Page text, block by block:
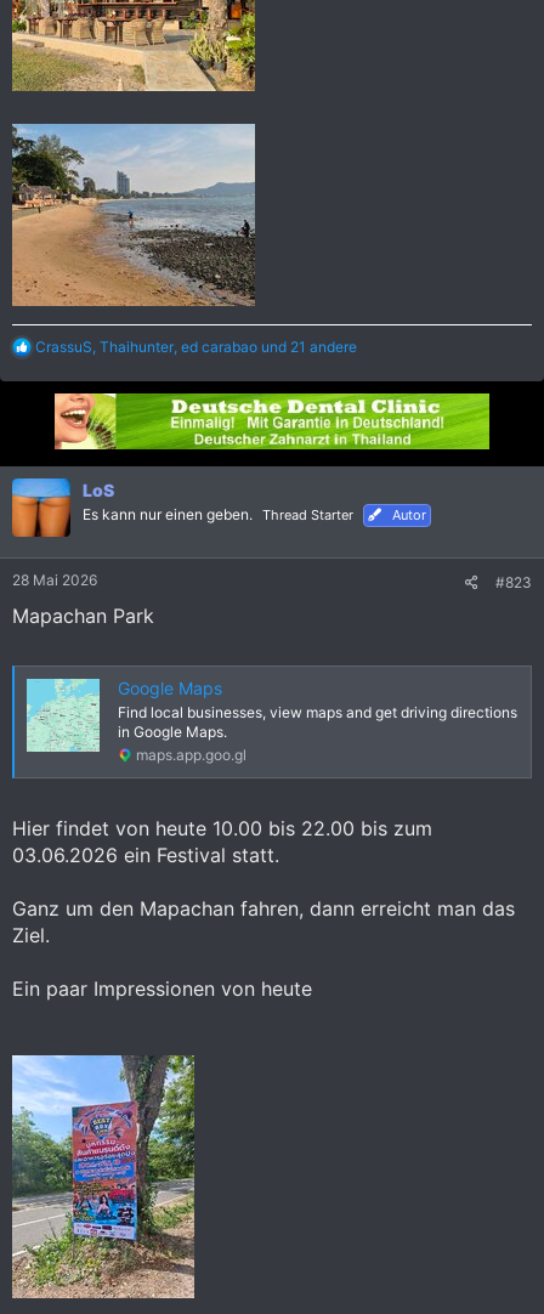
R
a
n
e
n
:
CrassuS Thaihunter ed carabao und 21 andere
LoS
Es kann nur einen geben. Thread Starter Autor
28 Mai 2026 #823
Mapachan Park
Google Maps
Find local businesses, view maps and get driving directions
in Google Maps.
maps.app.goo.gl
Hier findet von heute 10.00 bis 22.00 bis zum
03.06.2026 ein Festival statt.
Ganz um den Mapachan fahren, dann erreicht man das
Ziel.
Ein paar Impressionen von heute